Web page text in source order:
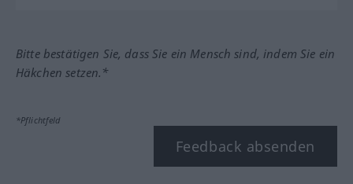
Bitte bestätigen Sie, dass Sie ein Mensch sind, indem Sie ein
Häkchen setzen.*
*Pflichtfeld
Feedback absenden